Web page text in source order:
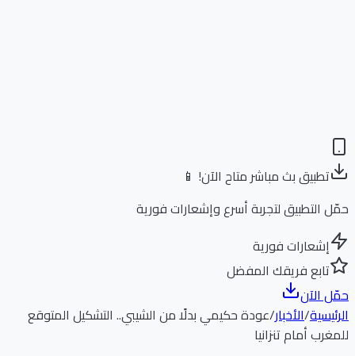
تطبيق بث مباشر متاح الآن! 📱
حمّل التطبيق لتجربة أسرع وإشعارات فورية
إشعارات فورية
تابع فريقك المفضل
حمّل الآن
الرئيسية/الأخبار/عودة حكيمي بدلًا من الشيبي.. التشكيل المتوقع
للمغرب أمام تنزانيا